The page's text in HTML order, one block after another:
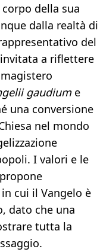
della sua
dalla realtà di
del
a riflettere
gaudiume
una conversione
nel mondo
I valori e le
cui il Vangelo è
dato che una
tutta la